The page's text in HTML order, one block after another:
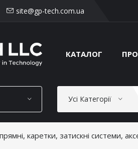
site@gp-tech.com.ua
КАТАЛОГ
Усі Категорії
каретки, затискні системи,